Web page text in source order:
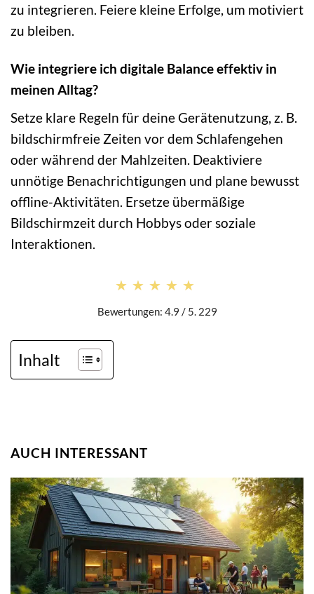
zu integrieren. Feiere kleine Erfolge, um motiviert
zu bleiben.
Wie integriere ich digitale Balance effektiv in
meinen Alltag?
Setze klare Regeln für deine Gerätenutzung, z. B.
bildschirmfreie Zeiten vor dem Schlafengehen
oder während der Mahlzeiten. Deaktiviere
unnötige Benachrichtigungen und plane bewusst
offline-Aktivitäten. Ersetze übermäßige
Bildschirmzeit durch Hobbys oder soziale
Interaktionen.
★★★★★
★★★★★
Bewertungen: 4.9 / 5. 229
Inhalt
AUCH INTERESSANT